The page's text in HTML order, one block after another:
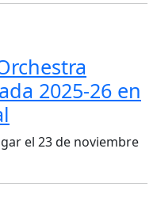
2025-26 en
el 23 de noviembre